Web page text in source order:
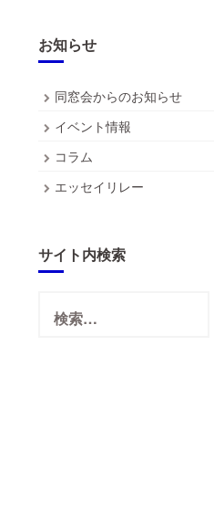
お知らせ
同窓会からのお知らせ
イベント情報
コラム
エッセイリレー
サイト内検索
索: